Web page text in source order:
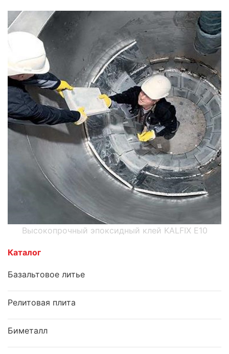
Высокопрочный эпоксидный клей KALFIX E10
Каталог
Базальтовое литье
Релитовая плита
Биметалл